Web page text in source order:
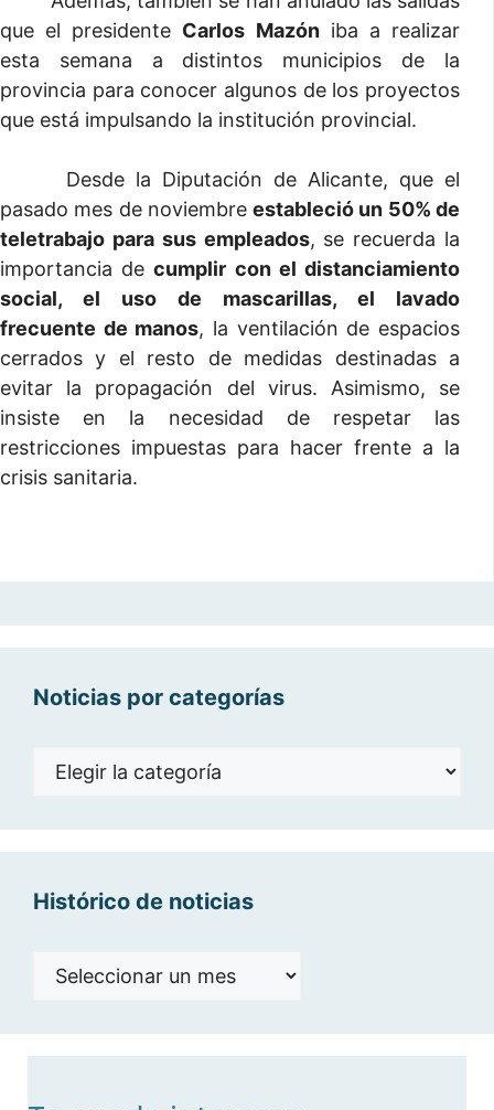
que el presidente Carlos Mazóniba a realizar
esta semana a distintos municipios de la
provincia para conocer algunos de los proyectos
que está impulsando la institución provincial.
Desde la Diputación de Alicante, que el
pasado mes de noviembreestableció un 50% de
teletrabajo para sus empleados, se recuerda la
importancia decumplir con el distanciamiento
social, el uso de mascarillas, el lavado
frecuente de manos, la ventilación de espacios
cerrados y el resto de medidas destinadas a
evitar la propagación del virus. Asimismo, se
insiste en la necesidad de respetar las
restricciones impuestas para hacer frente a la
crisis sanitaria.
Noticias por categorías
Noticias
Histórico de noticias
Histórico